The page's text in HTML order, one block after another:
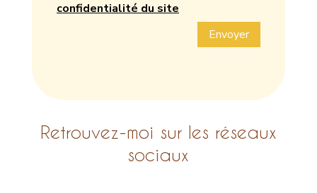
confidentialité du site
Envoyer
Retrouvez-moi sur les réseaux
sociaux